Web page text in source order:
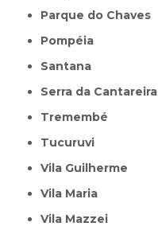
Parque do Chaves
Pompéia
Santana
Serra da Cantareira
Tremembé
Tucuruvi
Vila Guilherme
Vila Maria
Vila Mazzei